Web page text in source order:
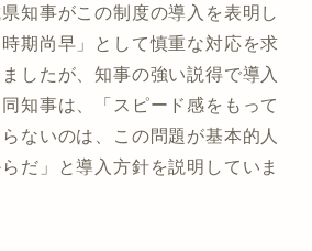
知事がこの制度の導入を表明し
期尚早」として慎重な対応を求
したが、知事の強い説得で導入
知事は、「スピード感をもって
ないのは、この問題が基本的人
だ」と導入方針を説明していま